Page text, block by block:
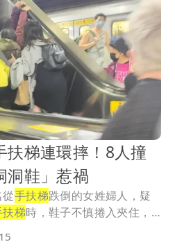
扶梯連環摔！8人撞
鞋」惹禍
手扶梯跌倒的女姓婦人，疑
扶梯時，鞋子不慎捲入夾住，